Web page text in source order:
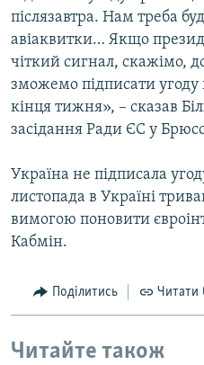
післязавтра. Нам треба
авіаквитки… Якщо
чіткий сигнал, скажімо,
зможемо підписати угоду
кінця тижня», – сказав
засідання Ради ЄС у
Україна не підписала
листопада в Україні
вимогою поновити
Кабмін.
Поділитись Читати
Читайте також